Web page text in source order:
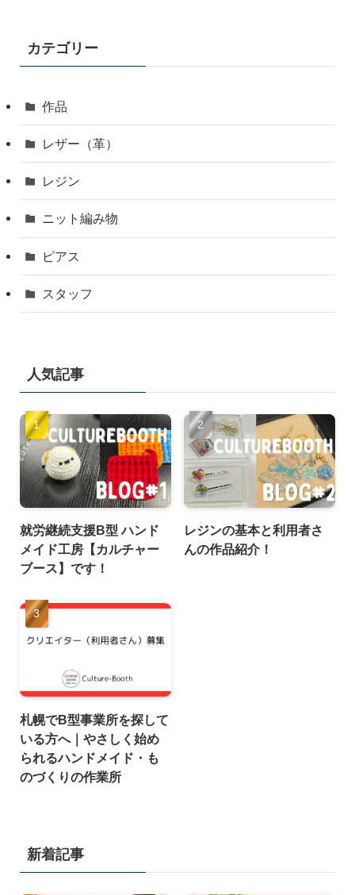
カテゴリー
作品
レザー（革）
レジン
ニット編み物
ピアス
スタッフ
人気記事
就労継続支援B型 ハンド
メイド工房【カルチャー
ブース】です！
レジンの基本と利用者さ
んの作品紹介！
札幌でB型事業所を探して
いる方へ｜やさしく始め
られるハンドメイド・も
のづくりの作業所
新着記事